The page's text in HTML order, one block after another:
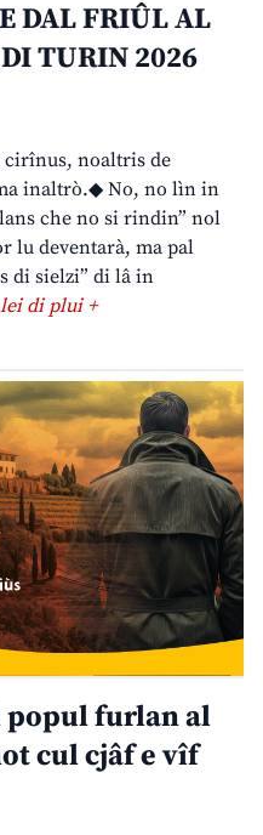
DAL FRIÛL AL
TURIN 2026
cirînus, noaltris de
inaltrò.◆ No, no lìn in
che no si rindin” nol
lu deventarà, ma pal
di sielzi” di lâ in
lei di plui +
popul furlan al
cul cjâf e vîf